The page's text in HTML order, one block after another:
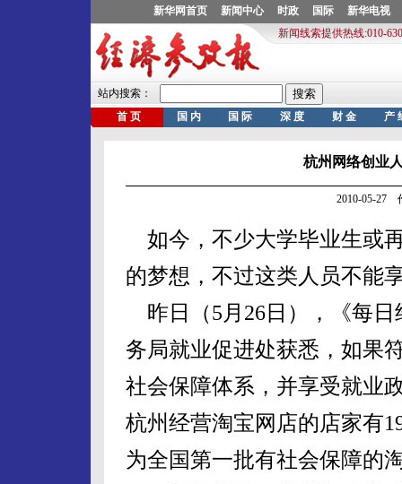
杭州网络创业
2010-05-27
如今，不少大学毕业生或
的梦想，不过这类人员不能
昨日（5月26日），《每日
务局就业促进处获悉，如果
社会保障体系，并享受就业
杭州经营淘宝网店的店家有
为全国第一批有社会保障的